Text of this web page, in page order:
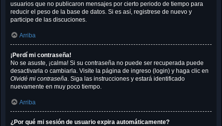
usuarios que no publicaron mensajes por cierto periodo de tiempo para
reducir el peso de la base de datos. Si es así, registrese de nuevo y
participe de las discuciones.
Arriba
¡Perdí mi contraseña!
No se asuste, ¡calma! Si su contraseña no puede ser recuperada puede
desactivarla o cambiarla. Visite la página de ingreso (login) y haga clic en
Olvidé mi contraseña. Siga las instrucciones y estará identificado
nuevamente en muy poco tiempo.
Arriba
¿Por qué mi sesión de usuario expira automáticamente?